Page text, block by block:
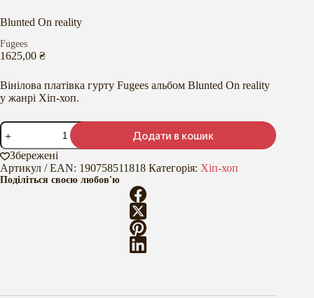
Blunted On reality
Fugees
1625,00 ₴
Вінілова платівка гурту Fugees альбом Blunted On reality
у жанрі Хіп-хоп.
Blunted
On
reality
кількість
Додати в кошик
Збережені
Артикул / EAN: 190758511818 Категорія: Хіп-хоп
Поділіться своєю любов'ю